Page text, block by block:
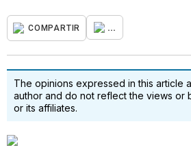
COMPARTIR ...
The opinions expressed in this article
author and do not reflect the views or
or its affiliates.